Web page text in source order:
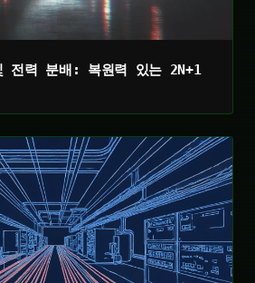
전력 분배: 복원력 있는 2N+1